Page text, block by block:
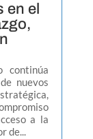
en el
continúa
nuevos
a la
de...